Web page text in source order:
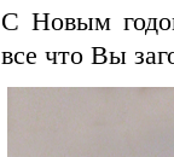
С Новым
все что Вы